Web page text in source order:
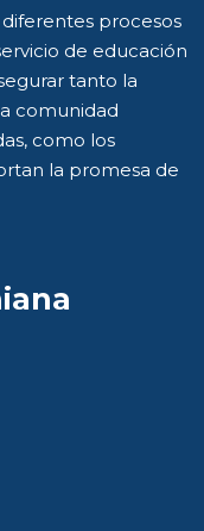
procesos
de educación
tanto la
comunidad
como los
la promesa de